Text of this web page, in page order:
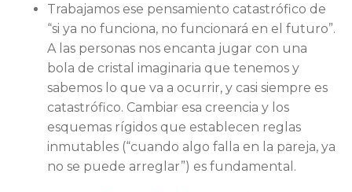
Trabajamos ese pensamiento catastrófico de
“si ya no funciona, no funcionará en el futuro”.
A las personas nos encanta jugar con una
bola de cristal imaginaria que tenemos y
sabemos lo que va a ocurrir, y casi siempre es
catastrófico. Cambiar esa creencia y los
esquemas rígidos que establecen reglas
inmutables (“cuando algo falla en la pareja, ya
no se puede arreglar”) es fundamental.